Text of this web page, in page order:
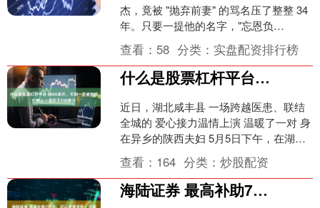
杰，竟被 "抛弃前妻" 的骂名压了整整 34
年。只要一提他的名字，"忘恩负
义"、"薄情寡义" 的标签就甩不掉。 直到
2026....
查看： 58 分类： 实盘配资排行榜
什么是股票杠杆平台 8000多斤，不到一天被抢完！有人一次买下100多斤
近日，湖北咸丰县 一场跨越医患、联结
全城的 爱心接力温情上演 温暖了一对 身
在异乡的陕西夫妇 5月5日下午，在湖北
咸丰县中医医院病床上，44岁的陕西货
郎吉先生声....
查看： 164 分类：炒股配资
海陆证券 最高补助7万元，可以使用手机！中国航天员中心招“躺着赚钱”志愿者？详情戳→